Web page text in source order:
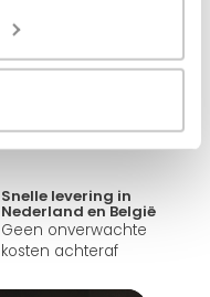
Niet goed = Geld terug
Snelle levering in
Nederland en België
Geen onverwachte
kosten achteraf